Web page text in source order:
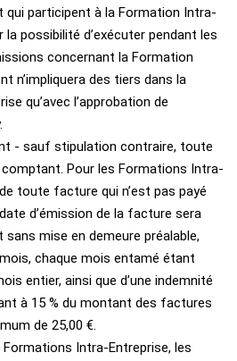
qui participent à la Formation Intra-
possibilité d’exécuter pendant les
concernant la Formation
n’impliquera des tiers dans la
qu’avec l’approbation de
- sauf stipulation contraire, toute
Pour les Formations Intra-
toute facture qui n’est pas payé
d’émission de la facture sera
mise en demeure préalable,
chaque mois entamé étant
entier, ainsi que d’une indemnité
à 15 % du montant des factures
de 25,00 €.
Intra-Entreprise, les